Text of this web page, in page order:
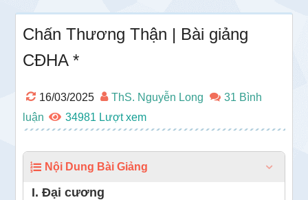
Chấn Thương Thận | Bài giảng
CĐHA *
16/03/2025 ThS. Nguyễn Long
31 Bình
luận
34981
Nội Dung Bài Giảng
I. Đại cương